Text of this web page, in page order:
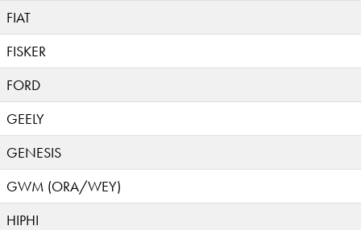
FIAT
FISKER
FORD
GEELY
GENESIS
GWM (ORA/WEY)
HIPHI